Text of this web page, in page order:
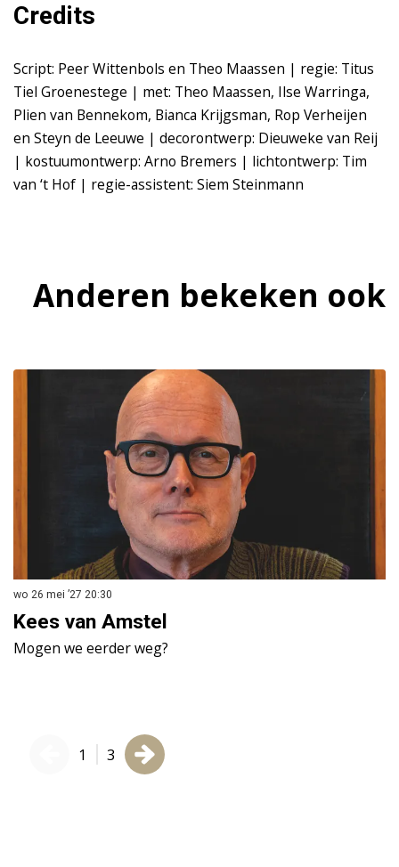
Credits
Script: Peer Wittenbols en Theo Maassen | regie: Titus
Tiel Groenestege | met: Theo Maassen, Ilse Warringa,
Plien van Bennekom, Bianca Krijgsman, Rop Verheijen
en Steyn de Leeuwe | decorontwerp: Dieuweke van Reij
| kostuumontwerp: Arno Bremers | lichtontwerp: Tim
van ‘t Hof | regie-assistent: Siem Steinmann
Anderen bekeken ook
Kees van Amstel
Mogen we eerder weg?
wo 26 mei ’27 20:30
1 3